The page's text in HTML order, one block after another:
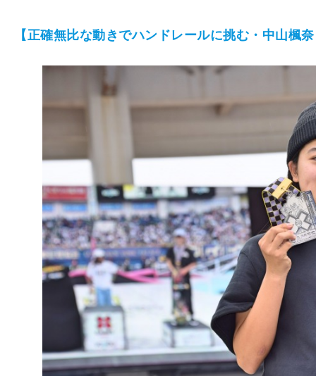
【正確無比な動きでハンドレールに挑む・中山楓